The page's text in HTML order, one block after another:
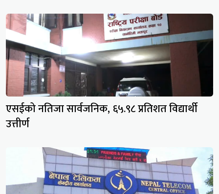
एसईको नतिजा सार्वजनिक, ६५.९८ प्रतिशत विद्यार्थी
उत्तीर्ण